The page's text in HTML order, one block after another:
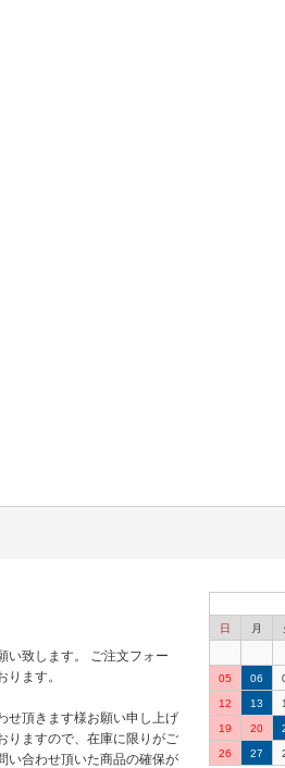
い致します。 ご注文フォー
ます。
せ頂きます様お願い申し上げ
りますので、在庫に限りがご
い合わせ頂いた商品の確保が
日 月
05 06
12 13
19 20
26 27